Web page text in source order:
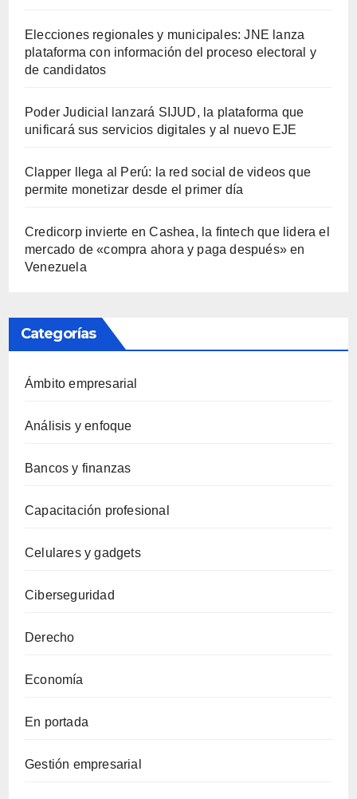
Elecciones regionales y municipales: JNE lanza
plataforma con información del proceso electoral y
de candidatos
Poder Judicial lanzará SIJUD, la plataforma que
unificará sus servicios digitales y al nuevo EJE
Clapper llega al Perú: la red social de videos que
permite monetizar desde el primer día
Credicorp invierte en Cashea, la fintech que lidera el
mercado de «compra ahora y paga después» en
Venezuela
Categorías
Ámbito empresarial
Análisis y enfoque
Bancos y finanzas
Capacitación profesional
Celulares y gadgets
Ciberseguridad
Derecho
Economía
En portada
Gestión empresarial